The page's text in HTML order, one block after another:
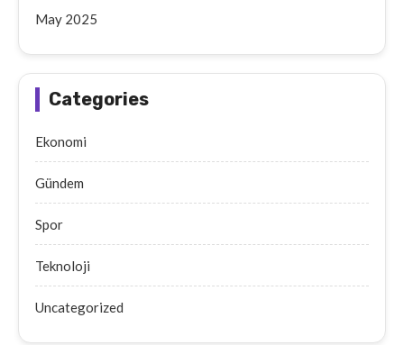
May 2025
Categories
Ekonomi
Gündem
Spor
Teknoloji
Uncategorized